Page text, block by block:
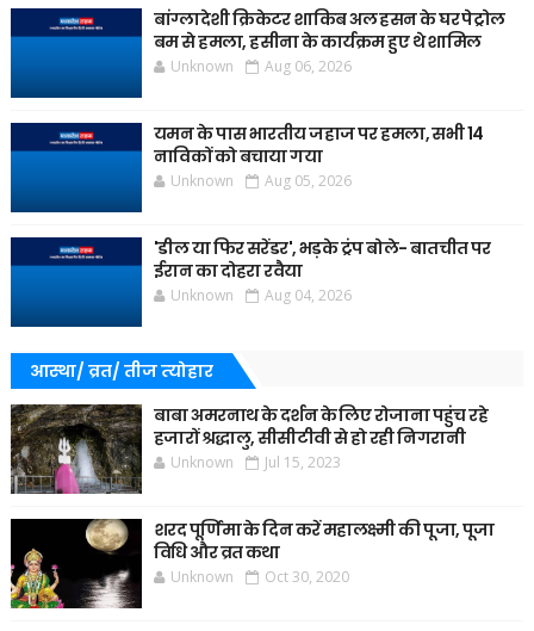
बांग्लादेशी क्रिकेटर शाकिब अल हसन के घर पेट्रोल
बम से हमला, हसीना के कार्यक्रम हुए थे शामिल
Unknown Aug 06, 2026
यमन के पास भारतीय जहाज पर हमला, सभी 14
नाविकों को बचाया गया
Unknown Aug 05, 2026
'डील या फिर सरेंडर', भड़के ट्रंप बोले- बातचीत पर
ईरान का दोहरा रवैया
Unknown Aug 04, 2026
आस्था/ व्रत/ तीज त्‍योहार
बाबा अमरनाथ के दर्शन के लिए रोजाना पहुंच रहे
हजारों श्रद्धालु, सीसीटीवी से हो रही निगरानी
Unknown Jul 15, 2023
शरद पूर्णिमा के दिन करें महालक्ष्मी की पूजा, पूजा
विधि और व्रत कथा
Unknown Oct 30, 2020